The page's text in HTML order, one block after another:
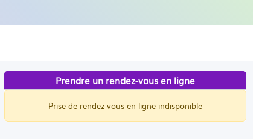
Prendre un rendez-vous en ligne
Prise de rendez-vous en ligne indisponible